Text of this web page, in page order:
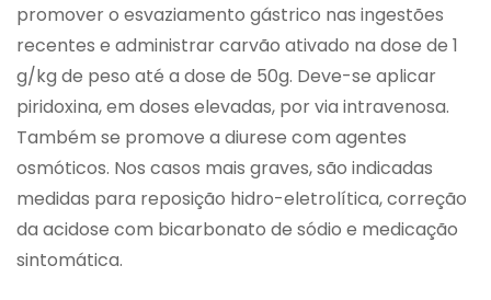
promover o esvaziamento gástrico nas ingestões
recentes e administrar carvão ativado na dose de 1
g/kg de peso até a dose de 50g. Deve-se aplicar
piridoxina, em doses elevadas, por via intravenosa.
Também se promove a diurese com agentes
osmóticos. Nos casos mais graves, são indicadas
medidas para reposição hidro-eletrolítica, correção
da acidose com bicarbonato de sódio e medicação
sintomática.